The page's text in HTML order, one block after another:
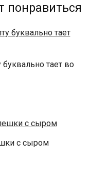
понравиться
тает во
с сыром